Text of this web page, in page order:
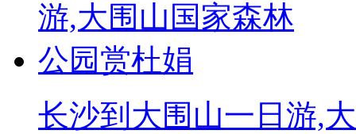
长沙到大围山一日游,